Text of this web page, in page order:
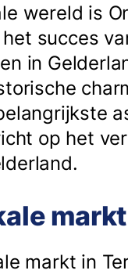
wereld is
succes
in
op het
markt in